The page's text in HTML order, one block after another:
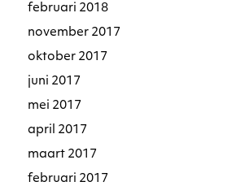
februari 2018
november 2017
oktober 2017
juni 2017
mei 2017
april 2017
maart 2017
februari 2017